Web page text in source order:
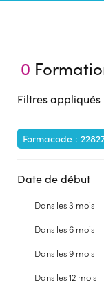
0
Filtres appliqués
Formacode :
Date de début
Dans les 3 mois
Dans les 6 mois
Dans les 9 mois
Dans les 12 mois